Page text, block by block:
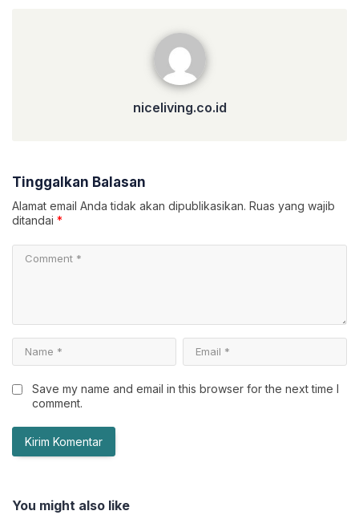
niceliving.co.id
Tinggalkan Balasan
Alamat email Anda tidak akan dipublikasikan. Ruas yang wajib
ditandai *
Save my name and email in this browser for the next time I
comment.
You might also like